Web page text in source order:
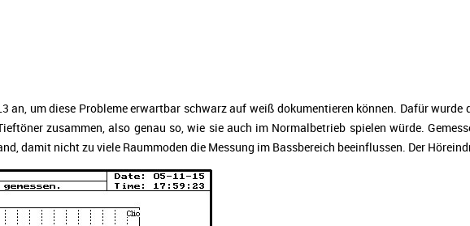
an, um diese Probleme erwartbar schwarz auf weiß dokumentieren können. Dafür
zusammen, also genau so, wie sie auch im Normalbetrieb spielen würde.
damit nicht zu viele Raummoden die Messung im Bassbereich beeinflussen. Der